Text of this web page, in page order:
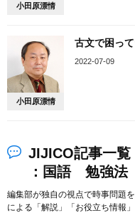
小田原漂情
小田原漂情
古文で困っ
2022-07-09
JIJICO記事一覧
：国語 勉強法
編集部が独自の視点で時事問題
による「解説」「お役立ち情報」